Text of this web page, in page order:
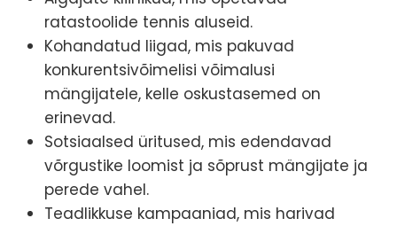
ratastoolide tennis aluseid.
Kohandatud liigad, mis pakuvad
konkurentsivõimelisi võimalusi
mängijatele, kelle oskustasemed on
erinevad.
Sotsiaalsed üritused, mis edendavad
võrgustike loomist ja sõprust mängijate ja
perede vahel.
Teadlikkuse kampaaniad, mis harivad